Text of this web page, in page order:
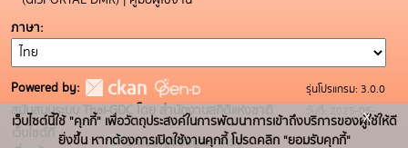
ภาษา
Powered by:
สนับสนุนระบบ Thai-GDC โดย สำนักงานสถิติแห่งชาติ
เว็บไซต์ที่
ระบบบัญชีข้อมูลภาครัฐ
รุ่นโปรแกรม: 3.0.0
วันที่: 2025-05-
19
เว็บไซต์นี้ใช้ "คุกกี้" เพื่อวัตถุประสงค์ในการพัฒนาการเข้าถึงบริการของผู้ใช้ให้ดี
ยิ่งขึ้น หากต้องการเปิดใช้งานคุกกี้ โปรดคลิก "ยอมรับคุกกี้"
x